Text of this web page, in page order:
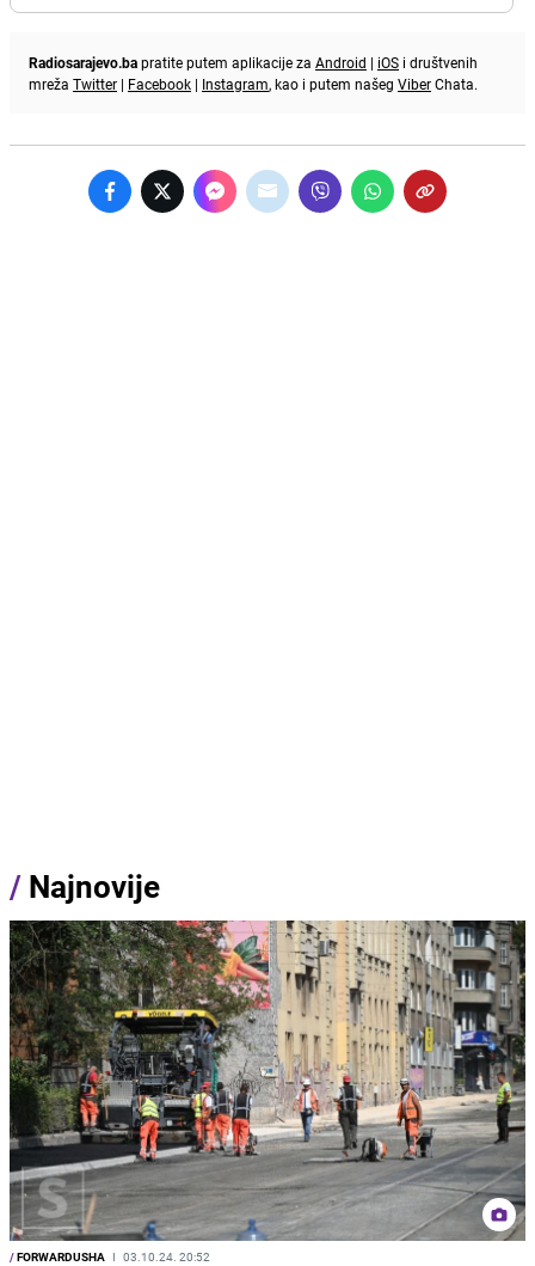
Radiosarajevo.bapratite putem aplikacije za Android | iOS i društvenih
mreža Twitter | Facebook | Instagram, kao i putem našeg ViberChata.
/ Najnovije
/FORWARDUSHA I 03.10.24. 20:52